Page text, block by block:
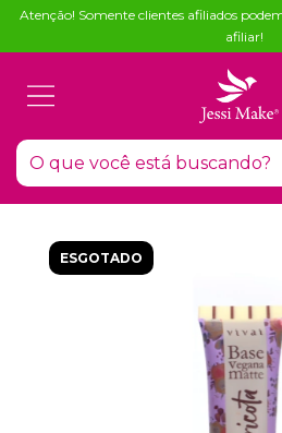
Atenção! Somente clientes afiliados
afiliar!
ESGOTADO